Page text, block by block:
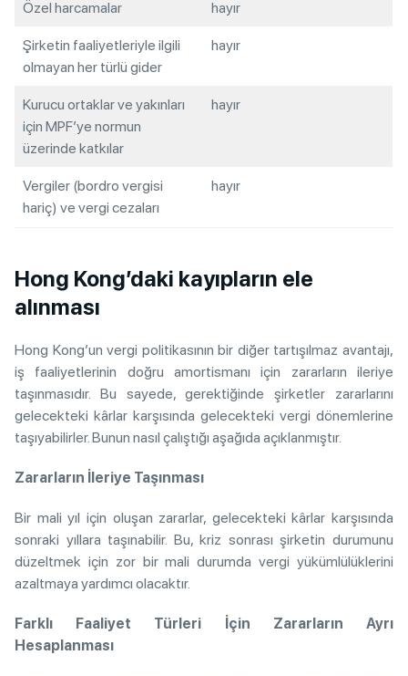
Özel harcamalar hayır
Şirketin faaliyetleriyle ilgili
olmayan her türlü gider
hayır
Kurucu ortaklar ve yakınları
için MPF’ye normun
üzerinde katkılar
hayır
Vergiler (bordro vergisi
hariç) ve vergi cezaları
hayır
Hong Kong’daki kayıpların ele
alınması
Hong Kong’un vergi politikasının bir diğer tartışılmaz avantajı,
iş faaliyetlerinin doğru amortismanı için zararların ileriye
taşınmasıdır. Bu sayede, gerektiğinde şirketler zararlarını
gelecekteki kârlar karşısında gelecekteki vergi dönemlerine
taşıyabilirler. Bunun nasıl çalıştığı aşağıda açıklanmıştır.
Zararların İleriye Taşınması
Bir mali yıl için oluşan zararlar, gelecekteki kârlar karşısında
sonraki yıllara taşınabilir. Bu, kriz sonrası şirketin durumunu
düzeltmek için zor bir mali durumda vergi yükümlülüklerini
azaltmaya yardımcı olacaktır.
Farklı Faaliyet Türleri İçin Zararların Ayrı
Hesaplanması